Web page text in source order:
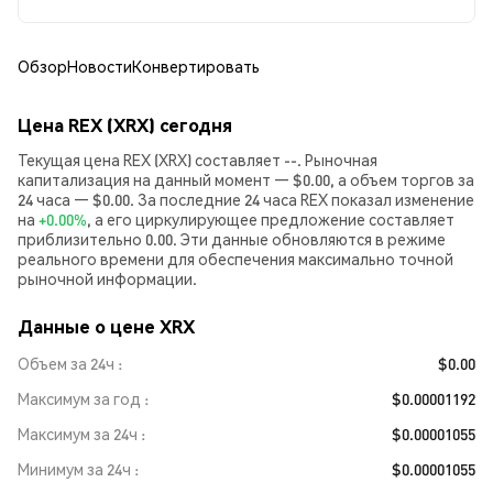
ОбзорНовостиКонвертировать
Цена REX (XRX) сегодня
Текущая цена REX (XRX) составляет --. Рыночная
капитализация на данный момент — $0.00, а объем торгов за
24 часа — $0.00. За последние 24 часа REX показал изменение
на +0.00%, а его циркулирующее предложение составляет
приблизительно 0.00. Эти данные обновляются в режиме
реального времени для обеспечения максимально точной
рыночной информации.
Данные о цене XRX
Объем за 24ч
$0.00
Максимум за год
$0.00001192
Максимум за 24ч
$0.00001055
Минимум за 24ч
$0.00001055